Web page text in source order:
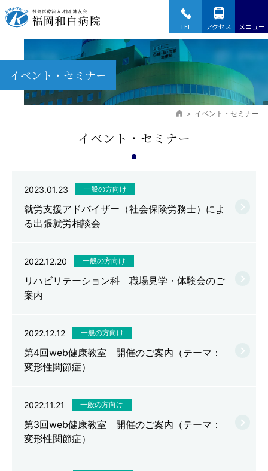
TEL アクセス メニュー
イベント・セミナー
イベント・セミナー
イベント・セミナー
2023.01.23 一般の方向け
就労支援アドバイザー（社会保険労務士）によ
る出張就労相談会
2022.12.20 一般の方向け
リハビリテーション科 職場見学・体験会のご
案内
2022.12.12 一般の方向け
第4回web健康教室 開催のご案内（テーマ：
変形性関節症）
2022.11.21 一般の方向け
第3回web健康教室 開催のご案内（テーマ：
変形性関節症）